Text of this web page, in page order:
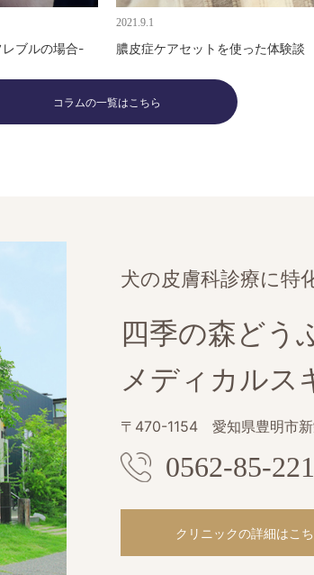
ブルの場合-
2021.9.1
膿皮症ケアセットを使った体験談
コラムの一覧はこちら
犬の皮膚科診療に特
四季の森どう
メディカルス
〒470-1154 愛知県豊明市
0562-85-
クリニックの詳細はこ